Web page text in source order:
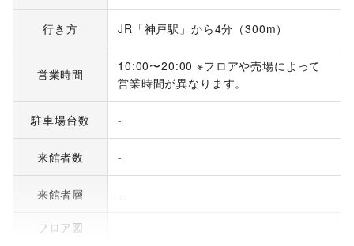
行き方 JR「神戸駅」から4分（300m）
営業時間
10:00〜20:00 ※フロアや売場によって
営業時間が異なります。
駐車場台数 -
来館者数 -
来館者層 -
フロア図